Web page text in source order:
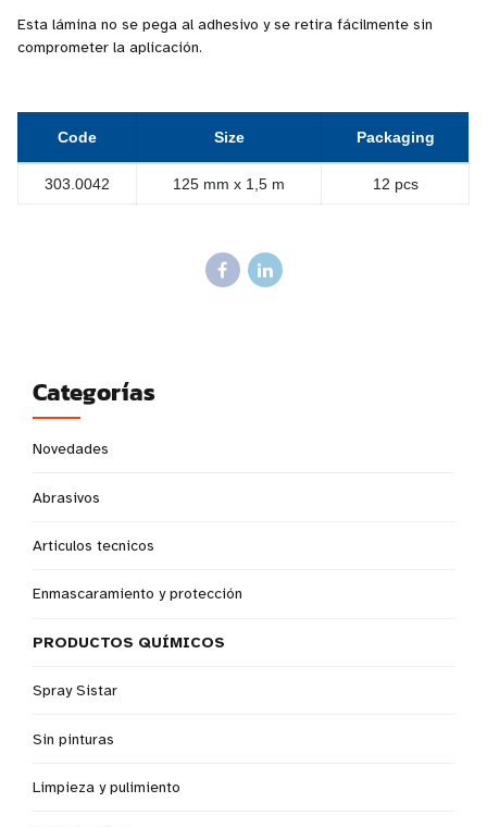
Esta lámina no se pega al adhesivo y se retira fácilmente sin
comprometer la aplicación.
Code Size Packaging
303.0042 125 mm x 1,5 m 12 pcs
Categorías
Novedades
Abrasivos
Articulos tecnicos
Enmascaramiento y protección
PRODUCTOS QUÍMICOS
Spray Sistar
Sin pinturas
Limpieza y pulimiento